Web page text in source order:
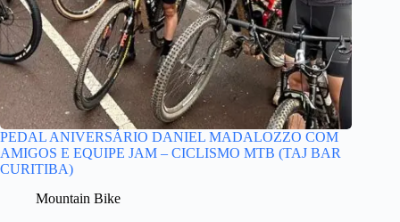
PEDAL ANIVERSÁRIO DANIEL MADALOZZO COM
AMIGOS E EQUIPE JAM – CICLISMO MTB (TAJ BAR
CURITIBA)
Mountain Bike